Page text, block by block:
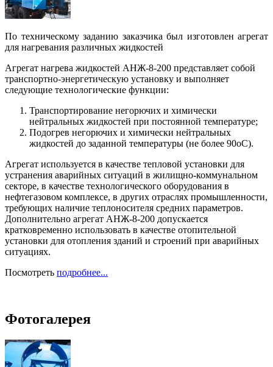
По техническому заданию заказчика был изготовлен агрегат
для нагревания различных жидкостей
Агрегат нагрева жидкостей АНЖ-8-200 представляет собой
транспортно-энергетическую установку и выполняет
следующие технологические функции:
Транспортирование негорючих и химически
нейтральных жидкостей при постоянной температуре;
Подогрев негорючих и химически нейтральных
жидкостей до заданной температуры (не более 90оС).
Агрегат используется в качестве тепловой установки для
устранения аварийных ситуаций в жилищно-коммунальном
секторе, в качестве технологического оборудования в
нефтегазовом комплексе, в других отраслях промышленности,
требующих наличие теплоносителя средних параметров.
Дополнительно агрегат АНЖ-8-200 допускается
кратковременно использовать в качестве отопительной
установки для отопления зданий и строений при аварийных
ситуациях.
Посмотреть подробнее...
Фотогалерея